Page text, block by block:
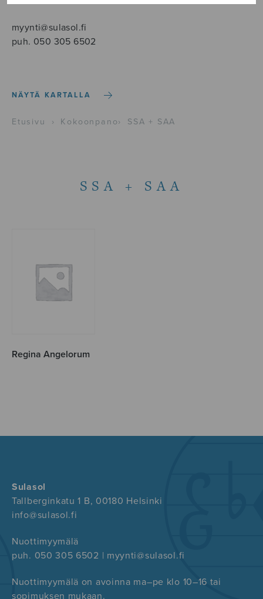
myynti@sulasol.fi
puh. 050 305 6502
NÄYTÄ KARTALLA
Etusivu › Kokoonpano› SSA + SAA
SSA + SAA
Regina Angelorum
Sulasol
Tallberginkatu 1 B, 00180 Helsinki
info@sulasol.fi
Nuottimyymälä
puh. 050 305 6502 | myynti@sulasol.fi
Nuottimyymälä on avoinna ma–pe klo 10–16 tai
sopimuksen mukaan.